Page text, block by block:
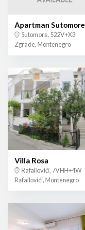
Apartman Sutomore
Sutomore, 522V+X3
Zgrade, Montenegro
Villa Rosa
Rafailovići, 7VHH+4W
Rafailovići, Montenegro